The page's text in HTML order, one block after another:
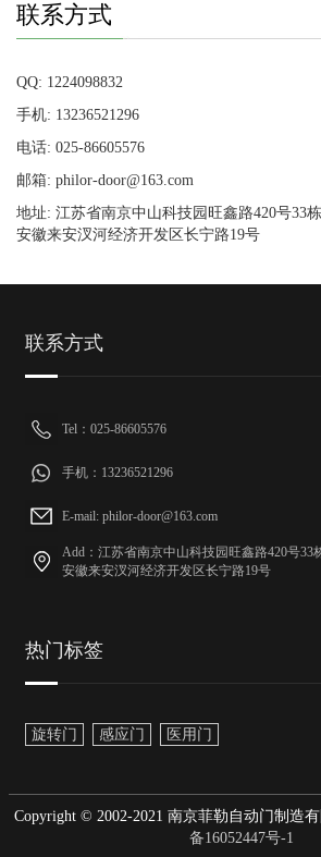
联系方式
QQ: 1224098832
手机: 13236521296
电话: 025-86605576
邮箱: philor-door@163.com
地址: 江苏省南京中山科技园旺鑫路420号33栋
安徽来安汊河经济开发区长宁路19号
联系方式
Tel：025-86605576
手机：13236521296
E-mail: philor-door@163.com
Add：江苏省南京中山科技园旺鑫路420号33
安徽来安汊河经济开发区长宁路19号
热门标签
旋转门 感应门 医用门
Copyright © 2002-2021 南京菲勒自动门制造
备16052447号-1